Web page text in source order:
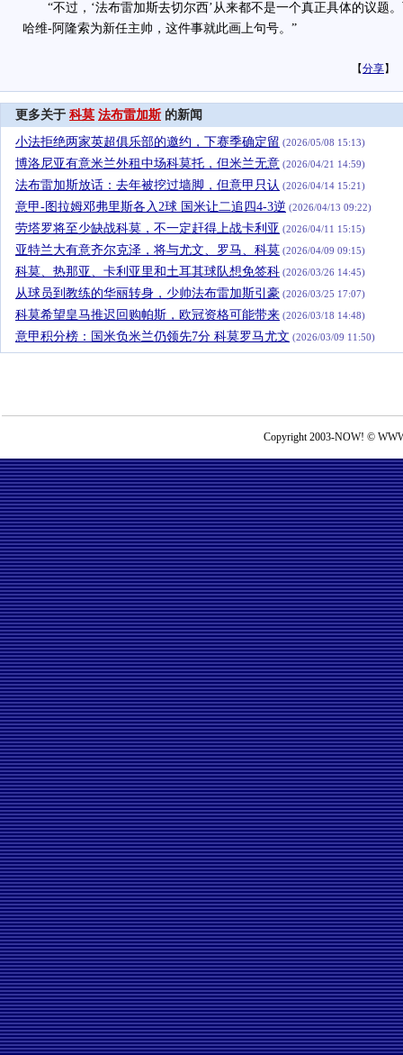
“不过，‘法布雷加斯去切尔西’从来都不是一个真正具体的议题
哈维-阿隆索为新任主帅，这件事就此画上句号。”
【分享】
更多关于 科莫 法布雷加斯 的新闻
小法拒绝两家英超俱乐部的邀约，下赛季确定留 (2026/05/08 15:13)
博洛尼亚有意米兰外租中场科莫托，但米兰无意 (2026/04/21 14:59)
法布雷加斯放话：去年被挖过墙脚，但意甲只认 (2026/04/14 15:21)
意甲-图拉姆邓弗里斯各入2球 国米让二追四4-3逆 (2026/04/13 09:22)
劳塔罗将至少缺战科莫，不一定赶得上战卡利亚 (2026/04/11 15:15)
亚特兰大有意齐尔克泽，将与尤文、罗马、科莫 (2026/04/09 09:15)
科莫、热那亚、卡利亚里和土耳其球队想免签科 (2026/03/26 14:45)
从球员到教练的华丽转身，少帅法布雷加斯引豪 (2026/03/25 17:07)
科莫希望皇马推迟回购帕斯，欧冠资格可能带来 (2026/03/18 14:48)
意甲积分榜：国米负米兰仍领先7分 科莫罗马尤文 (2026/03/09 11:50)
Copyright 2003-NOW! ©